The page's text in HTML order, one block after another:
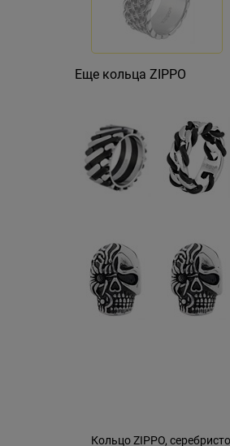
Еще кольца ZIPPO
Кольцо ZIPPO,